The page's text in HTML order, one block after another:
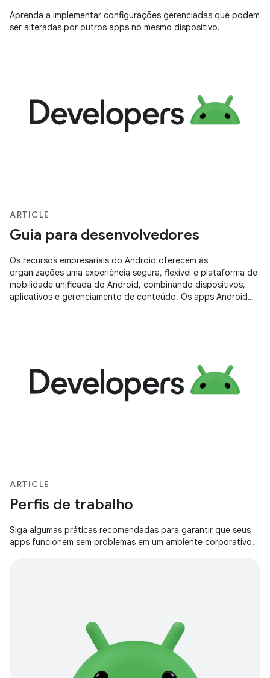
Aprenda a implementar configurações gerenciadas que podem
ser alteradas por outros apps no mesmo dispositivo.
ARTICLE
Guia para desenvolvedores
Os recursos empresariais do Android oferecem às
organizações uma experiência segura, flexível e plataforma de
mobilidade unificada do Android, combinando dispositivos,
aplicativos e gerenciamento de conteúdo. Os apps Android
ARTICLE
Perfis de trabalho
Siga algumas práticas recomendadas para garantir que seus
apps funcionem sem problemas em um ambiente corporativo.